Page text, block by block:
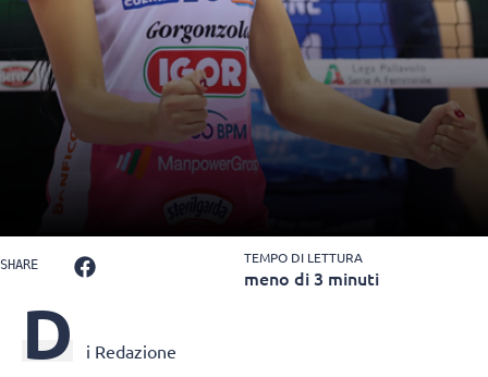
SHARE TEMPO DI LETTURA
meno di 3 minuti
D i Redazione